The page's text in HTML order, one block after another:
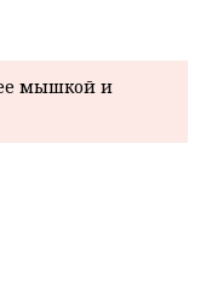
мышкой и